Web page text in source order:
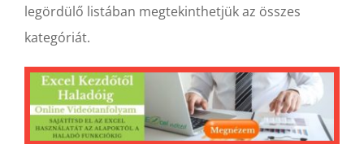
legördülő listában megtekinthetjük az összes
kategóriát.